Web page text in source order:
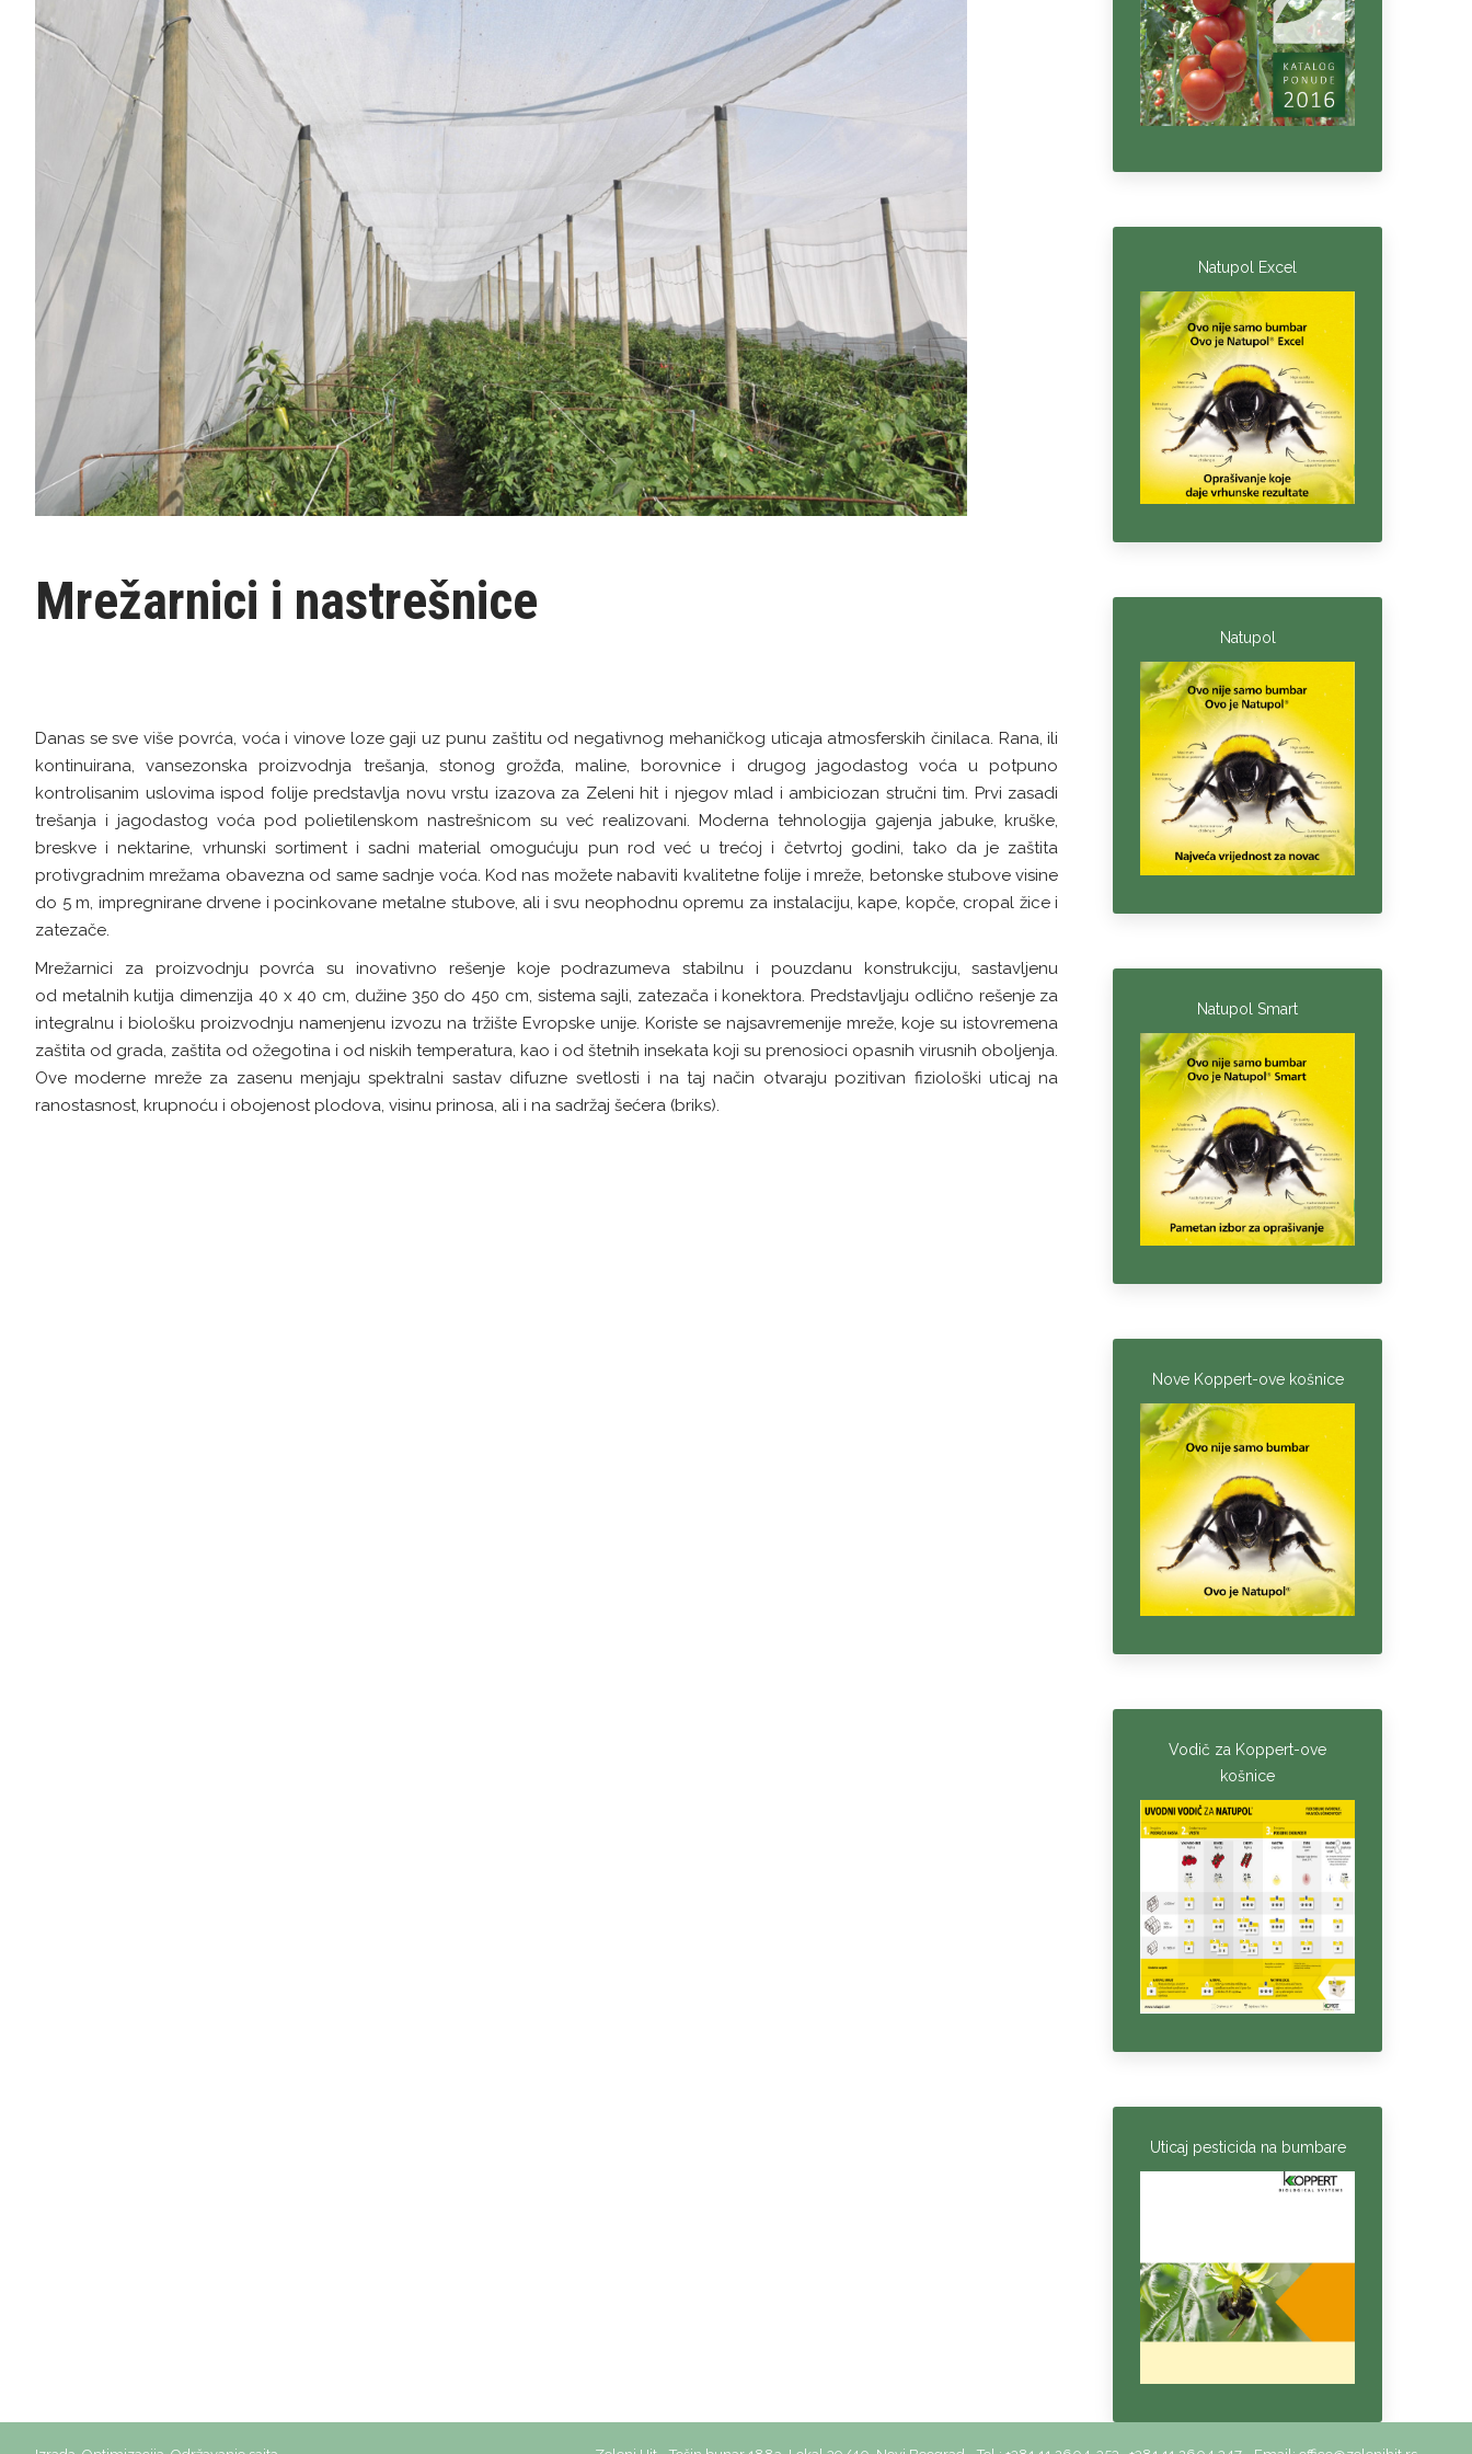
Mrežarnici i nastrešnice
Danas se sve više povrća, voća i vinove loze gaji uz punu zaštitu od negativnog mehaničkog uticaja atmosferskih činilaca. Rana, ili
kontinuirana, vansezonska proizvodnja trešanja, stonog grožđa, maline, borovnice i drugog jagodastog voća u potpuno
kontrolisanim uslovima ispod folije predstavlja novu vrstu izazova za Zeleni hit i njegov mlad i ambiciozan stručni tim. Prvi zasadi
trešanja i jagodastog voća pod polietilenskom nastrešnicom su već realizovani. Moderna tehnologija gajenja jabuke, kruške,
breskve i nektarine, vrhunski sortiment i sadni material omogućuju pun rod već u trećoj i četvrtoj godini, tako da je zaštita
protivgradnim mrežama obavezna od same sadnje voća. Kod nas možete nabaviti kvalitetne folije i mreže, betonske stubove visine
do 5 m, impregnirane drvene i pocinkovane metalne stubove, ali i svu neophodnu opremu za instalaciju, kape, kopče, cropal žice i
zatezače.
Mrežarnici za proizvodnju povrća su inovativno rešenje koje podrazumeva stabilnu i pouzdanu konstrukciju, sastavljenu
od metalnih kutija dimenzija 40 x 40 cm, dužine 350 do 450 cm, sistema sajli, zatezača i konektora. Predstavljaju odlično rešenje za
integralnu i biološku proizvodnju namenjenu izvozu na tržište Evropske unije. Koriste se najsavremenije mreže, koje su istovremena
zaštita od grada, zaštita od ožegotina i od niskih temperatura, kao i od štetnih insekata koji su prenosioci opasnih virusnih oboljenja.
Ove moderne mreže za zasenu menjaju spektralni sastav difuzne svetlosti i na taj način otvaraju pozitivan fiziološki uticaj na
ranostasnost, krupnoću i obojenost plodova, visinu prinosa, ali i na sadržaj šećera (briks).
Natupol Excel
Natupol
Natupol Smart
Nove Koppert-ove košnice
Vodič za Koppert-ove
košnice
Uticaj pesticida na bumbare